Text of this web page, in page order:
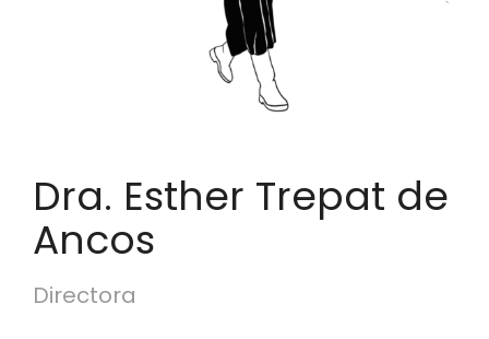
Dra. Esther Trepat de
Ancos
Directora